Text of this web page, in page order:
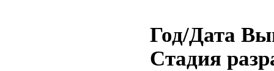
Год/Дата
Стадия